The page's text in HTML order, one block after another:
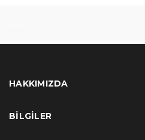
HAKKIMIZDA
BILGILER